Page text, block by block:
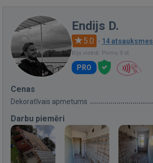
Endijs D.
5.0 · 14 atsauksmes
Bija vietnē: Pirms 9 st.
PRO
Cenas
Dekoratīvais apmetums
Darbu piemēri